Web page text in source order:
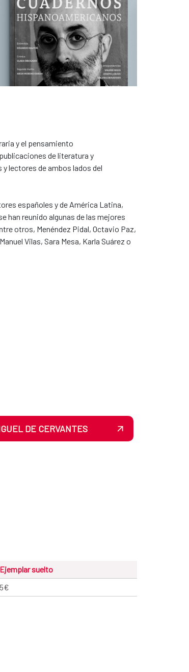
y el pensamiento
de literatura y
lectores de ambos lados del
españoles y de América Latina,
han reunido algunas de las mejores
otros, Menéndez Pidal, Octavio Paz,
Vilas, Sara Mesa, Karla Suárez o
DE CERVANTES
Ejemplar suelto
5€